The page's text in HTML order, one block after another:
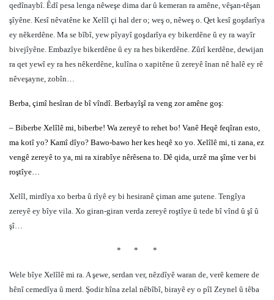
qedînaybî. Êdî pesa lenga nêweşe dima dar û kemeran ra amêne, vêşan-têşan
şîyêne. Kesî nêvatêne ke Xelîl çi hal der o; weş o, nêweş o. Qet kesî goşdarîya
ey nêkerdêne. Ma se bîbî, yew pîyayî goşdarîya ey bikerdêne û ey ra wayîr
bivejîyêne. Embazîye bikerdêne û ey ra hes bikerdêne. Zûrî kerdêne, dewijan
ra qet yewî ey ra hes nêkerdêne, kulîna o xapitêne û zereyê înan nê halê ey rê
nêveşayne, zobîn…
Berba, çimî hesîran de bî vîndî. Berbayîşî ra veng zor amêne goş:
– Biberbe Xelîlê mi, biberbe! Wa zereyê to rehet bo! Vanê Heqê feqîran esto,
ma kotî yo? Kamî dîyo? Bawo-bawo her kes heqê xo yo. Xelîlê mi, ti zana, ez
vengê zereyê to ya, mi ra xirabîye nêrêsena to. Dê qida, urzê ma şîme ver bi
roştîye…
Xelîl, mirdîya xo berba û rîyê ey bi hesiranê çiman ame şutene. Tengîya
zereyê ey bîye vila. Xo giran-giran verda zereyê roştîye û tede bî vînd û şî û
şî…
* * *
Wele bîye Xelîlê mi ra. A şewe, serdan ver, nêzdîyê waran de, verê kemere de
hênî cemedîya û merd. Şodir hîna zelal nêbîbî, birayê ey o pîl Zeynel û têba